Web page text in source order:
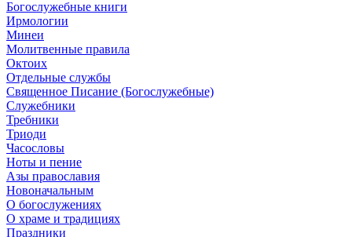
Богослужебные книги
Ирмологии
Минеи
Молитвенные правила
Октоих
Отдельные службы
Священное Писание (Богослужебные)
Служебники
Требники
Триоди
Часословы
Ноты и пение
Азы православия
Новоначальным
О богослужениях
О храме и традициях
Праздники